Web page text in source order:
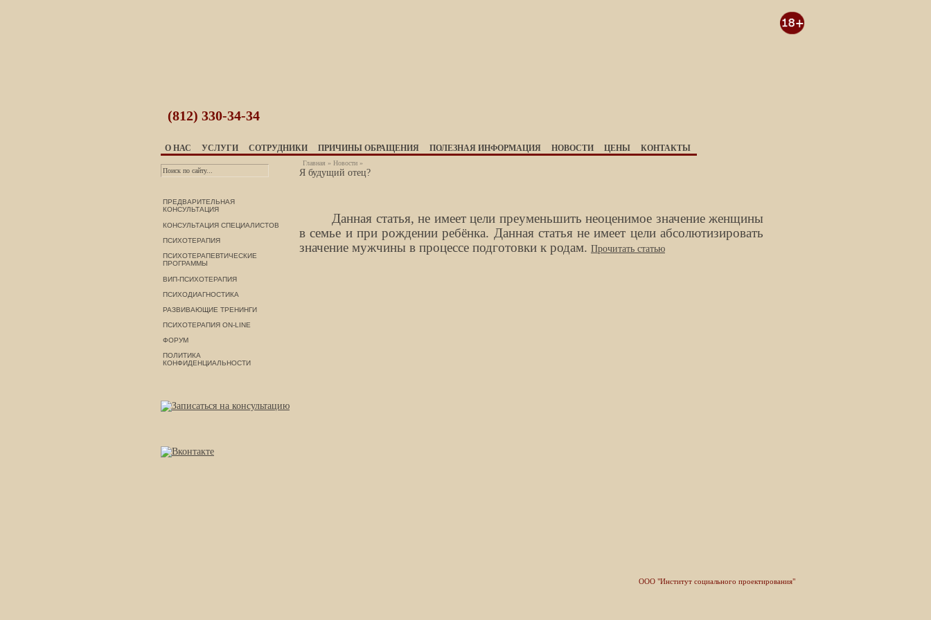
(812) 330-34-34
О НАС УСЛУГИ СОТРУДНИКИ ПРИЧИНЫ ОБРАЩЕНИЯ ПОЛЕЗНАЯ ИНФОРМАЦИЯ НОВОСТИ ЦЕНЫ КОНТАКТЫ
ПРЕДВАРИТЕЛЬНАЯ
КОНСУЛЬТАЦИЯ
КОНСУЛЬТАЦИЯ СПЕЦИАЛИСТОВ
ПСИХОТЕРАПИЯ
ПСИХОТЕРАПЕВТИЧЕСКИЕ
ПРОГРАММЫ
ВИП-ПСИХОТЕРАПИЯ
ПСИХОДИАГНОСТИКА
РАЗВИВАЮЩИЕ ТРЕНИНГИ
ПСИХОТЕРАПИЯ ON-LINE
ФОРУМ
ПОЛИТИКА
КОНФИДЕНЦИАЛЬНОСТИ
Главная » Новости »
Я будущий отец?
Данная статья, не имеет цели преуменьшить неоценимое значение женщины
в семье и при рождении ребёнка. Данная статья не имеет цели абсолютизировать
значение мужчины в процессе подготовки к родам. Прочитать статью
ООО "Институт социального проектирования"